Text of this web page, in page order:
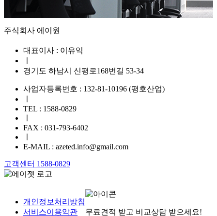
주식회사 에이원
대표이사 : 이유익
경기도 하남시 신평로168번길 53-34
사업자등록번호 : 132-81-10196 (평호산업)
TEL : 1588-0829
FAX : 031-793-6402
E-MAIL : azeted.info@gmail.com
고객센터 1588-0829
개인정보처리방침
서비스이용악관
무료견적 받고 비교상담 받으세요!